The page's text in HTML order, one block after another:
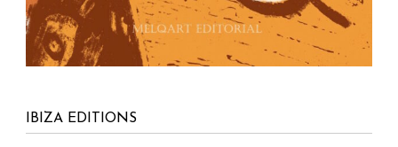
IBIZA EDITIONS